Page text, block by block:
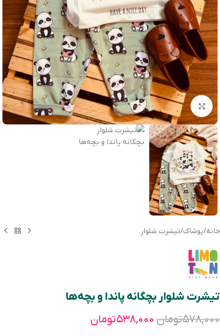
بزرگنمایی تصویر
خانه/پوشاک/تیشرت شلوار
تیشرت شلوار بچگانه پاندا و بچه‌ها
۵۷۸,۰۰۰تومان ۵۳۸,۰۰۰تومان